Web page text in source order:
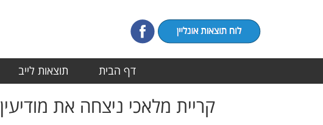
דף הבית תוצאות לייב
קריית מלאכי ניצחה את